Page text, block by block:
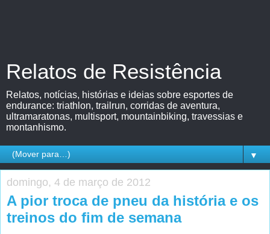
Relatos de Resistência
Relatos, notícias, histórias e ideias sobre esportes de
endurance: triathlon, trailrun, corridas de aventura,
ultramaratonas, multisport, mountainbiking, travessias e
montanhismo.
▼
domingo, 4 de março de 2012
A pior troca de pneu da história e os
treinos do fim de semana